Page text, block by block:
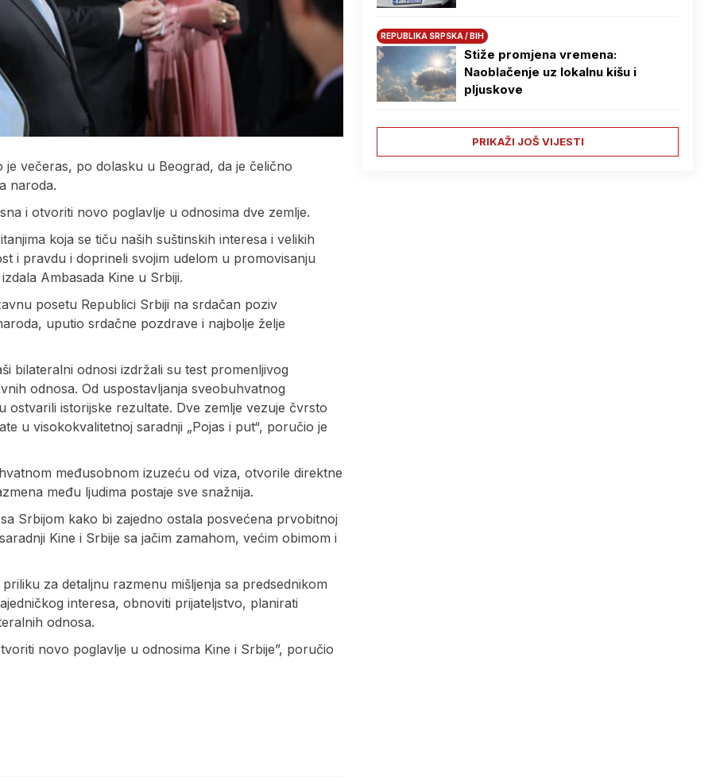
večeras, po dolasku u Beograd, da je čelično
naroda.
i otvoriti novo poglavlje u odnosima dve zemlje.
koja se tiču naših suštinskih interesa i velikih
i pravdu i doprineli svojim udelom u promovisanju
Ambasada Kine u Srbiji.
posetu Republici Srbiji na srdačan poziv
uputio srdačne pozdrave i najbolje želje
bilateralni odnosi izdržali su test promenljivog
odnosa. Od uspostavljanja sveobuhvatnog
ostvarili istorijske rezultate. Dve zemlje vezuje čvrsto
u visokokvalitetnoj saradnji „Pojas i put“, poručio je
međusobnom izuzeću od viza, otvorile direktne
među ljudima postaje sve snažnija.
Srbijom kako bi zajedno ostala posvećena prvobitnoj
Kine i Srbije sa jačim zamahom, većim obimom i
za detaljnu razmenu mišljenja sa predsednikom
interesa, obnoviti prijateljstvo, planirati
odnosa.
novo poglavlje u odnosima Kine i Srbije”, poručio
REPUBLIKA SRPSKA / BIH
Stiže promjena vremena:
Naoblačenje uz lokalnu kišu i
pljuskove
PRIKAŽI JOŠ VIJESTI